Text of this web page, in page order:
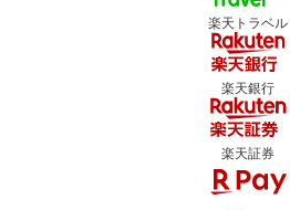
楽天トラベル
楽天銀行
楽天証券